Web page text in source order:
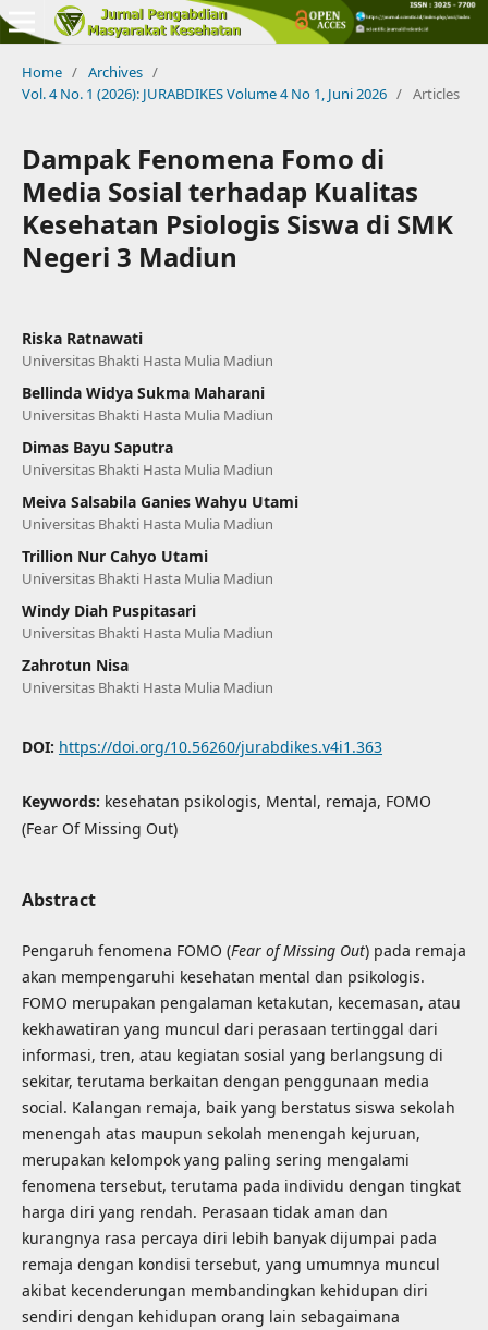
Home / Archives /
Vol. 4 No. 1 (2026): JURABDIKES Volume 4 No 1, Juni 2026 / Articles
Dampak Fenomena Fomo di
Media Sosial terhadap Kualitas
Kesehatan Psiologis Siswa di SMK
Negeri 3 Madiun
Riska Ratnawati
Universitas Bhakti Hasta Mulia Madiun
Bellinda Widya Sukma Maharani
Universitas Bhakti Hasta Mulia Madiun
Dimas Bayu Saputra
Universitas Bhakti Hasta Mulia Madiun
Meiva Salsabila Ganies Wahyu Utami
Universitas Bhakti Hasta Mulia Madiun
Trillion Nur Cahyo Utami
Universitas Bhakti Hasta Mulia Madiun
Windy Diah Puspitasari
Universitas Bhakti Hasta Mulia Madiun
Zahrotun Nisa
Universitas Bhakti Hasta Mulia Madiun
DOI: https://doi.org/10.56260/jurabdikes.v4i1.363
Keywords: kesehatan psikologis, Mental, remaja, FOMO
(Fear Of Missing Out)
Abstract
Pengaruh fenomena FOMO (Fear of Missing Out) pada remaja
akan mempengaruhi kesehatan mental dan psikologis.
FOMO merupakan pengalaman ketakutan, kecemasan, atau
kekhawatiran yang muncul dari perasaan tertinggal dari
informasi, tren, atau kegiatan sosial yang berlangsung di
sekitar, terutama berkaitan dengan penggunaan media
social. Kalangan remaja, baik yang berstatus siswa sekolah
menengah atas maupun sekolah menengah kejuruan,
merupakan kelompok yang paling sering mengalami
fenomena tersebut, terutama pada individu dengan tingkat
harga diri yang rendah. Perasaan tidak aman dan
kurangnya rasa percaya diri lebih banyak dijumpai pada
remaja dengan kondisi tersebut, yang umumnya muncul
akibat kecenderungan membandingkan kehidupan diri
sendiri dengan kehidupan orang lain sebagaimana